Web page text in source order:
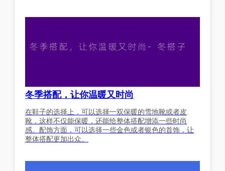
冬季搭配，让你温暖又时尚
在鞋子的选择上，可以选择一双保暖的雪地靴或者皮
靴，这样不仅能保暖，还能给整体搭配增添一些时尚
感。配饰方面，可以选择一些金色或者银色的首饰，让
整体搭配更加出众。